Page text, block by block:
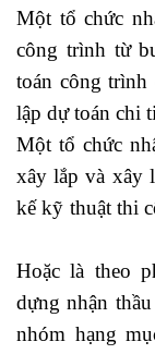
Một tổ chức
công trình từ
toán công trình
lập dự toán chi
Một tổ chức
xây lắp và xây
kế kỹ thuật thi
Hoặc là theo
dựng nhận
nhóm hạng